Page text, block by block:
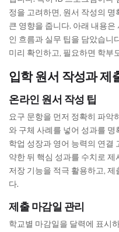
정을 고려하면, 원서 작성의
큰 영향을 줍니다. 아래 내용
인 흐름과 실무 팁을 담았습니
미리 확인하고, 필요하면 학부
입학 원서 작성과 제
온라인 원서 작성 팁
요구 문항을 먼저 정확히 파악
와 구체 사례를 넣어 성과를 명
학업 성장과 영어 능력의 연결
약한 뒤 핵심 성과를 수치로 제
저장 기능을 적극 활용하고,
다.
제출 마감일 관리
학교별 마감일을 달력에 표시